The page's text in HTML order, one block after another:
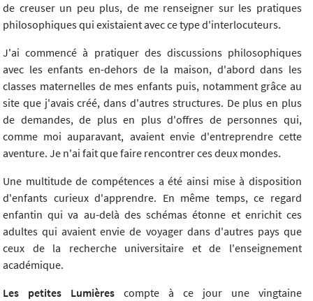
de creuser un peu plus, de me renseigner sur les pratiques
philosophiques qui existaient avec ce type d'interlocuteurs.
J'ai commencé à pratiquer des discussions philosophiques
avec les enfants en-dehors de la maison, d'abord dans les
classes maternelles de mes enfants puis, notamment grâce au
site que j'avais créé, dans d'autres structures. De plus en plus
de demandes, de plus en plus d'offres de personnes qui,
comme moi auparavant, avaient envie d'entreprendre cette
aventure. Je n'ai fait que faire rencontrer ces deux mondes.
Une multitude de compétences a été ainsi mise à disposition
d'enfants curieux d'apprendre. En même temps, ce regard
enfantin qui va au-delà des schémas étonne et enrichit ces
adultes qui avaient envie de voyager dans d'autres pays que
ceux de la recherche universitaire et de l'enseignement
académique.
Les petites Lumières compte à ce jour une vingtaine